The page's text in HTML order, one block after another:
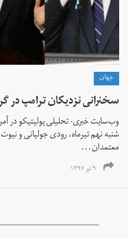
جهان
سخنرانی نزدیکان ترامپ
وب‌سایت خبری- تحلیلی پولیتیکو در
شنبه نهم تیرماه، رودی جولیانی و
معتمدان...
۹ تیر ۱۳۹۷